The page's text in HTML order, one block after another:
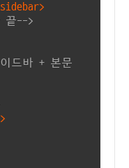
끝-->
드바 + 본문